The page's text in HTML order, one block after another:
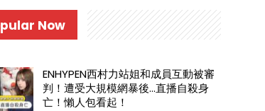
Now
ENHYPEN西村力站姐和成員互動被審
判！遭受大規模網暴後…直播自殺身
亡！懶人包看起！